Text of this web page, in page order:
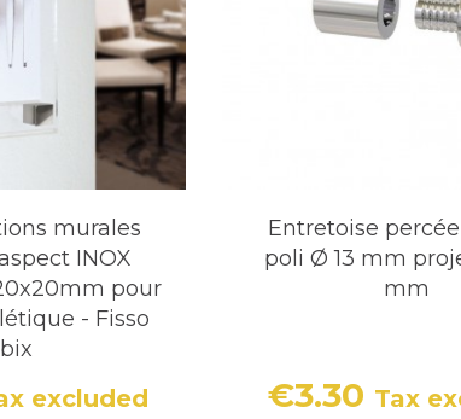
que l'ensemble de votre espace est sublimé.
murales
INOX
pour
- Fisso
Priceexcluded
Entretoise
poli Ø 13 mm
mm
Price
€3.30 Tax